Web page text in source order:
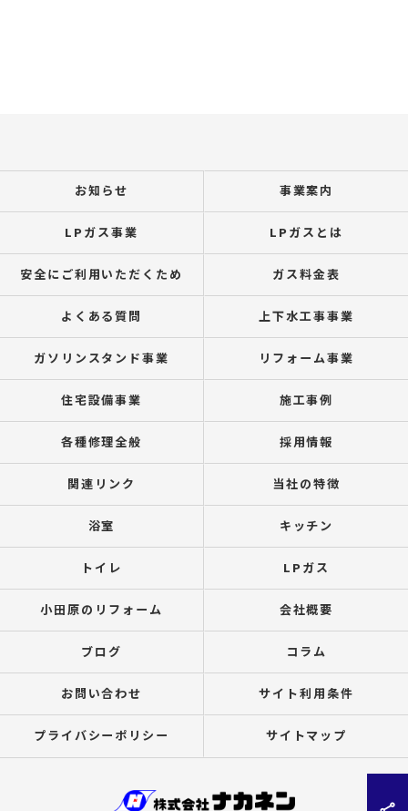
お知らせ 事業案内
LPガス事業 LPガスとは
安全にご利用いただくため ガス料金表
よくある質問 上下水工事事業
ガソリンスタンド事業 リフォーム事業
住宅設備事業 施工事例
各種修理全般 採用情報
関連リンク 当社の特徴
浴室 キッチン
トイレ LPガス
小田原のリフォーム 会社概要
ブログ コラム
お問い合わせ サイト利用条件
プライバシーポリシー サイトマップ